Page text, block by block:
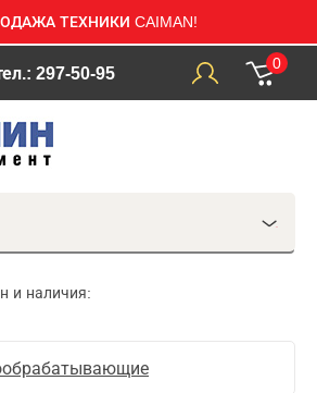
ТЕХНИКИ CAIMAN!
297-50-95
0
и наличия: